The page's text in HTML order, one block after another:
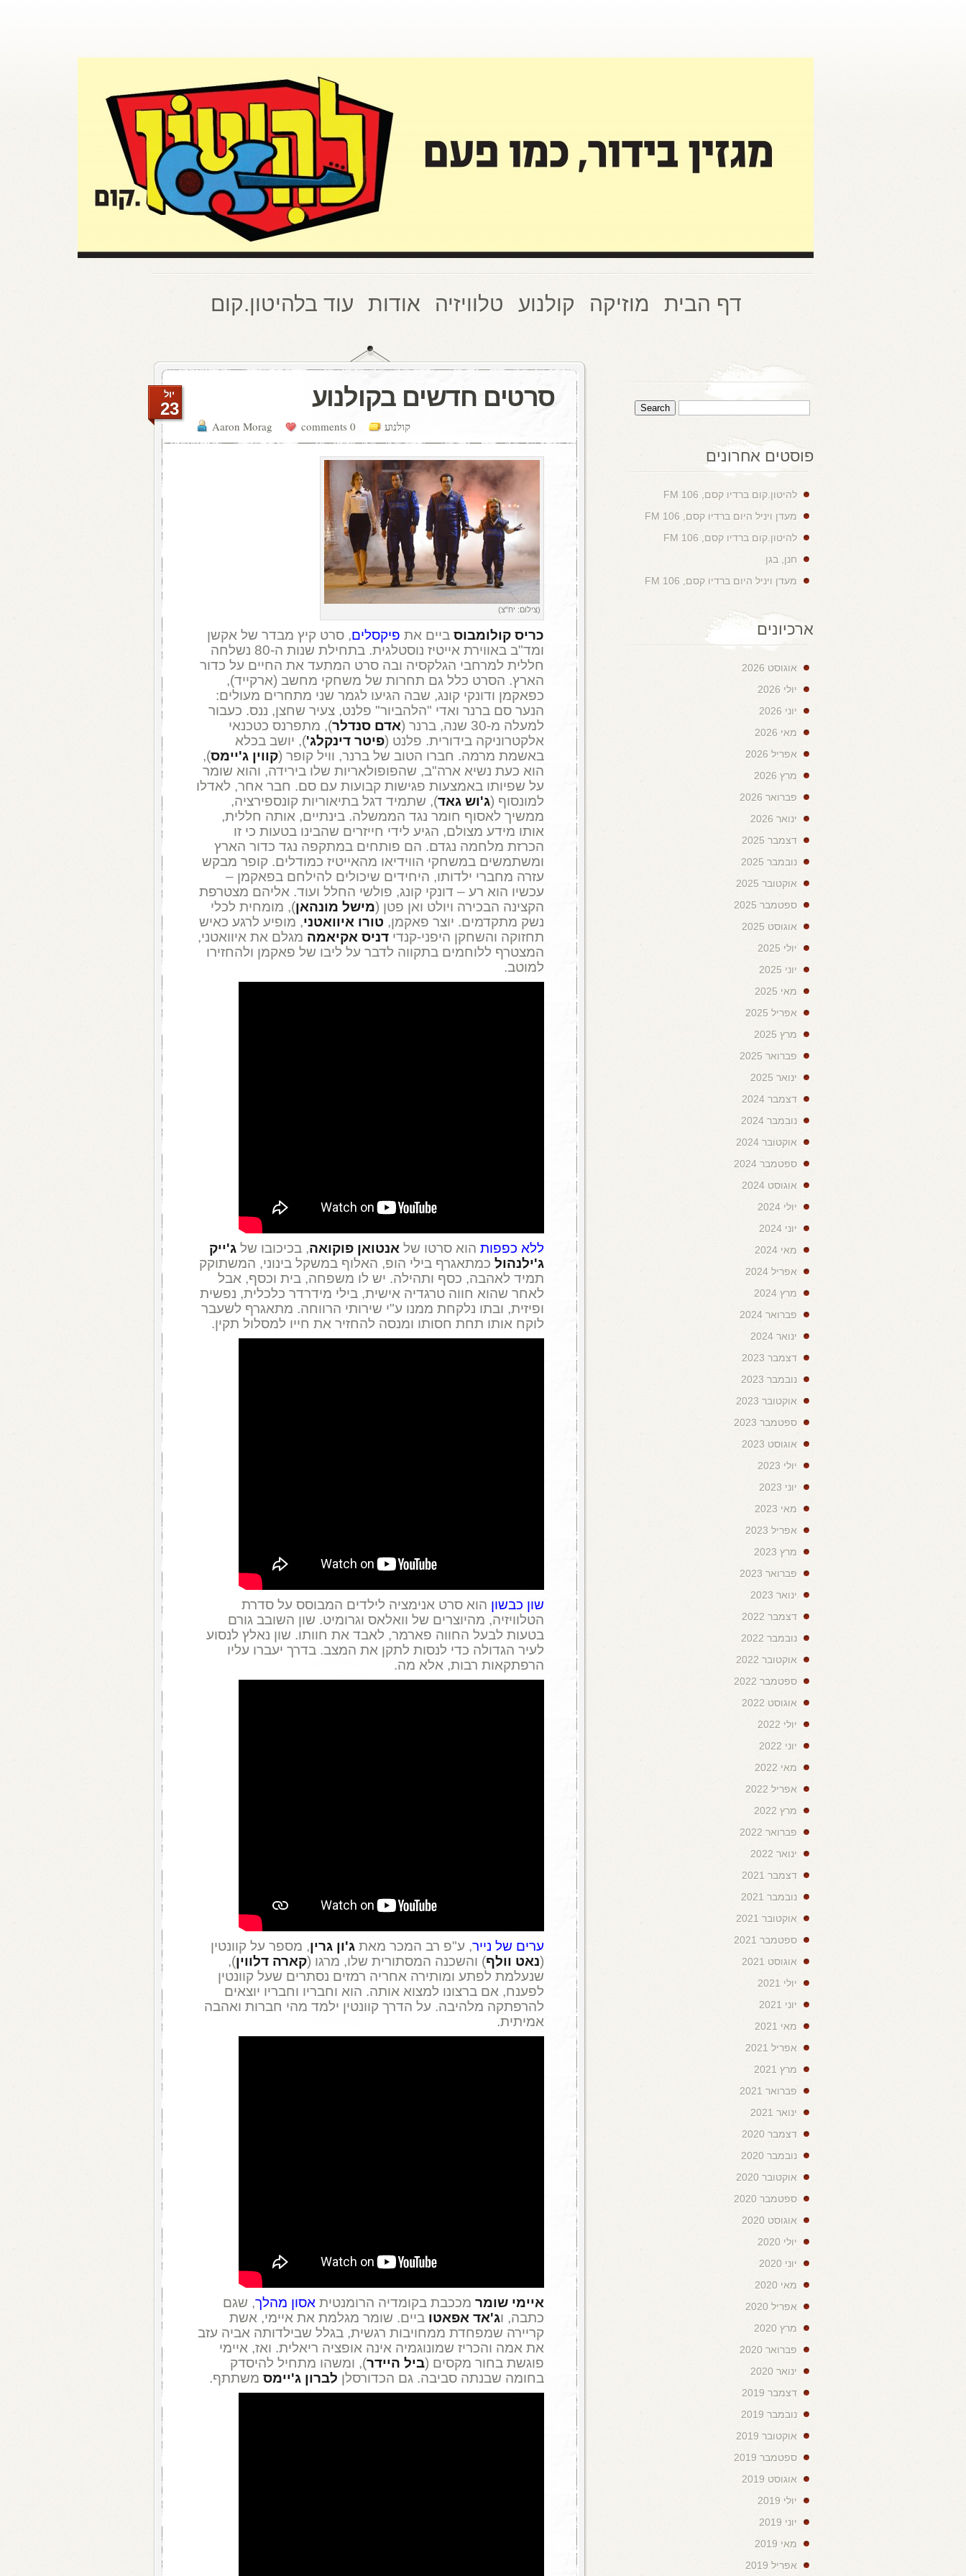
דף הבית מוזיקה קולנוע טלוויזיה אודות עוד בלהיטון.קום
סרטים חדשים בקולנוע
Aaron Morag 0 comments קולנוע
יול
23
(צילום: יח"צ)
כריס קולומבוס ביים את פיקסלים, סרט קיץ מבדר של אקשן
ומד"ב באווירת אייטיז נוסטלגית. בתחילת שנות ה-80 נשלחה
חללית למרחבי הגלקסיה ובה סרט המתעד את החיים על כדור
הארץ. הסרט כלל גם תחרות של משחקי מחשב (ארקייד),
כפאקמן ודונקי קונג, שבה הגיעו לגמר שני מתחרים מעולים:
הנער סם ברנר ואדי "הלהביור" פלנט, צעיר שחצן, ננס. כעבור
למעלה מ-30 שנה, ברנר (
אדם סנדלר), מתפרנס כטכנאי
אלקטרוניקה בידורית. פלנט (פיטר דינקלג'), יושב בכלא
באשמת מרמה. חברו הטוב של ברנר, וויל קופר (קווין ג'יימס),
הוא כעת נשיא ארה"ב, שהפופולאריות שלו בירידה, והוא שומר
על שפיותו באמצעות פגישות קבועות עם סם. חבר אחר, לאדלו
למונסוף (ג'וש גאד), שתמיד דגל בתיאוריות קונספירציה,
ממשיך לאסוף חומר נגד הממשלה. בינתיים, אותה חללית,
אותו מידע מצולם, הגיע לידי חייזרים שהבינו בטעות כי זו
הכרזת מלחמה נגדם. הם פותחים במתקפה נגד כדור הארץ
ומשתמשים במשחקי הווידיאו מהאייטיז כמודלים. קופר מבקש
עזרה מחברי ילדותו, היחידים שיכולים להילחם בפאקמן –
עכשיו הוא רע – דונקי קונג, פולשי החלל ועוד. אליהם מצטרפת
הקצינה הבכירה ויולט ואן פטן (מישל מונהאן), מומחית לכלי
נשק מתקדמים. יוצר פאקמן, טורו איוואטני, מופיע לרגע כאיש
תחזוקה והשחקן היפני-קנדי דניס אקיאמה מגלם את איוואטני,
המצטרף ללוחמים בתקווה לדבר על ליבו של פאקמן ולהחזירו
למוטב.
ללא כפפות הוא סרטו של אנטואן פוקואה, בכיכובו של ג'ייק
ג'ילנהול כמתאגרף בילי הופ, האלוף במשקל בינוני, המשתוקק
תמיד לאהבה, כסף ותהילה. יש לו משפחה, בית וכסף, אבל
לאחר שהוא חווה טרגדיה אישית, בילי מידרדר כלכלית, נפשית
ופיזית, ובתו נלקחת ממנו ע"י שירותי הרווחה. מתאגרף לשעבר
לוקח אותו תחת חסותו ומנסה להחזיר את חייו למסלול תקין.
שון כבשון הוא סרט אנימציה לילדים המבוסס על סדרת
הטלוויזיה, מהיוצרים של וואלאס וגרומיט. שון השובב גורם
בטעות לבעל החווה פארמר, לאבד את חוותו. שון נאלץ לנסוע
לעיר הגדולה כדי לנסות לתקן את המצב. בדרך יעברו עליו
הרפתקאות רבות, אלא מה.
ערים של נייר, ע"פ רב המכר מאת ג'ון גרין, מספר על קוונטין
(נאט וולף) והשכנה המסתורית שלו, מרגו (קארה דלווין),
שנעלמת לפתע ומותירה אחריה רמזים נסתרים שעל קוונטין
לפענח, אם ברצונו למצוא אותה. הוא וחבריו וחבריו יוצאים
להרפתקה מלהיבה. על הדרך קוונטין ילמד מהי חברות ואהבה
אמיתית.
איימי שומר מככבת בקומדיה הרומנטית אסון מהלך, שגם
כתבה, וג'אד אפאטו ביים. שומר מגלמת את איימי, אשת
קריירה שמפחדת ממחויבות רגשית, בגלל שבילדותה אביה עזב
את אמה והכריז שמונוגמיה אינה אופציה ריאלית. ואז, איימי
פוגשת בחור מקסים (ביל היידר), ומשהו מתחיל להיסדק
בחומה שבנתה סביבה. גם הכדורסלן לברון ג'יימס משתתף.
פוסטים אחרונים
להיטון.קום ברדיו קסם, 106 FM
מעדן ויניל היום ברדיו קסם, 106 FM
להיטון.קום ברדיו קסם, 106 FM
חנן, בגן
מעדן ויניל היום ברדיו קסם, 106 FM
ארכיונים
אוגוסט 2026
יולי 2026
יוני 2026
מאי 2026
אפריל 2026
מרץ 2026
פברואר 2026
ינואר 2026
דצמבר 2025
נובמבר 2025
אוקטובר 2025
ספטמבר 2025
אוגוסט 2025
יולי 2025
יוני 2025
מאי 2025
אפריל 2025
מרץ 2025
פברואר 2025
ינואר 2025
דצמבר 2024
נובמבר 2024
אוקטובר 2024
ספטמבר 2024
אוגוסט 2024
יולי 2024
יוני 2024
מאי 2024
אפריל 2024
מרץ 2024
פברואר 2024
ינואר 2024
דצמבר 2023
נובמבר 2023
אוקטובר 2023
ספטמבר 2023
אוגוסט 2023
יולי 2023
יוני 2023
מאי 2023
אפריל 2023
מרץ 2023
פברואר 2023
ינואר 2023
דצמבר 2022
נובמבר 2022
אוקטובר 2022
ספטמבר 2022
אוגוסט 2022
יולי 2022
יוני 2022
מאי 2022
אפריל 2022
מרץ 2022
פברואר 2022
ינואר 2022
דצמבר 2021
נובמבר 2021
אוקטובר 2021
ספטמבר 2021
אוגוסט 2021
יולי 2021
יוני 2021
מאי 2021
אפריל 2021
מרץ 2021
פברואר 2021
ינואר 2021
דצמבר 2020
נובמבר 2020
אוקטובר 2020
ספטמבר 2020
אוגוסט 2020
יולי 2020
יוני 2020
מאי 2020
אפריל 2020
מרץ 2020
פברואר 2020
ינואר 2020
דצמבר 2019
נובמבר 2019
אוקטובר 2019
ספטמבר 2019
אוגוסט 2019
יולי 2019
יוני 2019
מאי 2019
אפריל 2019